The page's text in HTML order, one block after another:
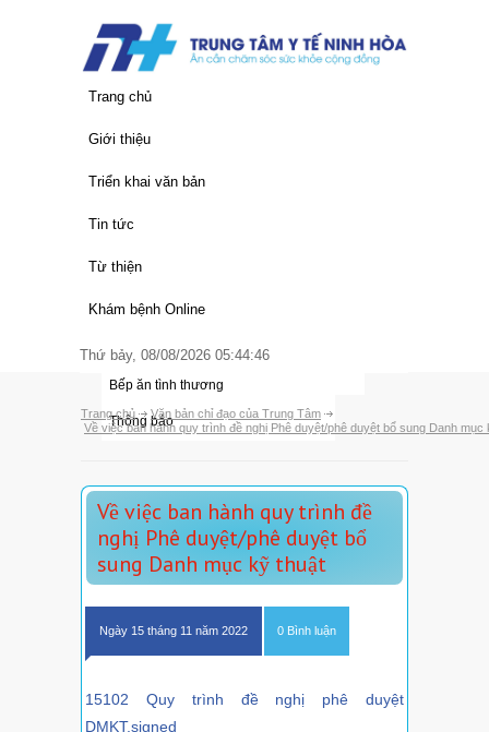
Trang chủ
Giới thiệu
Thông tin chung
Lịch sử hình thành
Chức năng nhiệm vụ
Các đơn vị
Triển khai văn bản
Văn bản của Trung Ương
Văn bản của Tỉnh
Văn bản của Trung Tâm
Tin tức
Quy trình khám chữa bệnh
Giá dịch vụ y tế
Thông tin y học
Thông báo
Từ thiện
Thư ngỏ
Nhà hảo tâm
Bếp ăn tình thương
Khám bệnh Online
Thứ bảy, 08/08/2026 05:44:46
Trang chủ
Văn bản chỉ đạo của Trung Tâm
Về việc ban hành quy trình đề nghị Phê duyệt/phê duyệt bổ sung Danh mục
Về việc ban hành quy trình đề
nghị Phê duyệt/phê duyệt bổ
sung Danh mục kỹ thuật
Ngày 15 tháng 11 năm 2022 0 Bình luận
15102 Quy trình đề nghị phê duyệt
DMKT.signed